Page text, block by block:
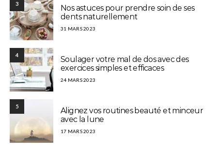
3
Nos astuces pour prendre soin de ses
dents naturellement
31 MARS 2023
4
Soulager votre mal de dos avec des
exercices simples et efficaces
24 MARS 2023
5
Alignez vos routines beauté et minceur
avec la lune
17 MARS 2023